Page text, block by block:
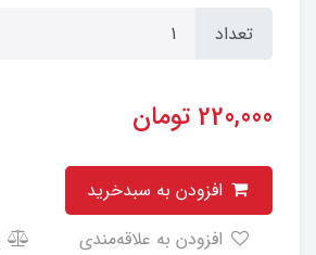
تعداد
220,000 تومان